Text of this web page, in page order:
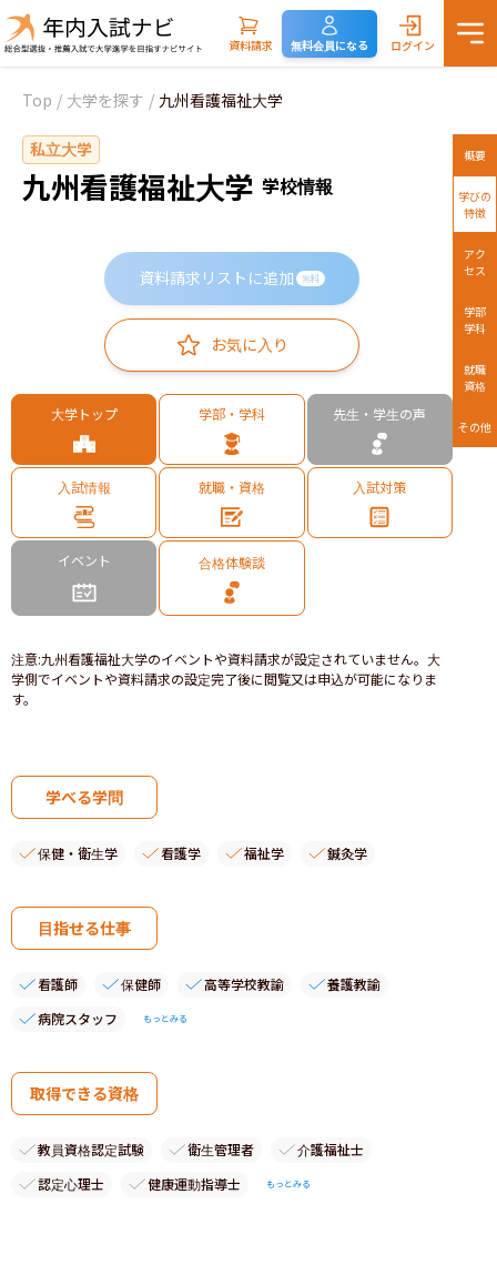
資料請求 無料会員になる ログイン
Top / 大学を探す / 九州看護福祉大学
私立大学
九州看護福祉大学 学校情報
資料請求リストに追加 無料
お気に入り
大学トップ 学部・学科 先生・学生の声
入試情報 就職・資格 入試対策
イベント 合格体験談
注意:九州看護福祉大学のイベントや資料請求が設定されていません。大
学側でイベントや資料請求の設定完了後に閲覧又は申込が可能になりま
す。
学べる学問
保健・衛生学 看護学 福祉学 鍼灸学
目指せる仕事
看護師 保健師 高等学校教諭
養護教諭
病院スタッフ
もっとみる
取得できる資格
教員資格認定試験 衛生管理者
介護福祉士
認定心理士
健康運動指導士 もっとみる
概要
学びの
特徴
アク
セス
学部
学科
就職
資格
その他